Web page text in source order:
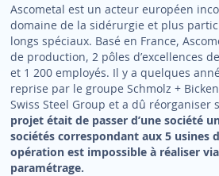
Ascometal est un acteur européen
domaine de la sidérurgie et plus
longs spéciaux. Basé en France,
de production, 2 pôles d’excellences
et 1 200 employés. Il y a quelques
reprise par le groupe Schmolz +
Swiss Steel Group et a dû réorganiser
projet était de passer d’une société
sociétés correspondant aux 5 usines
opération est impossible à réaliser
paramétrage.